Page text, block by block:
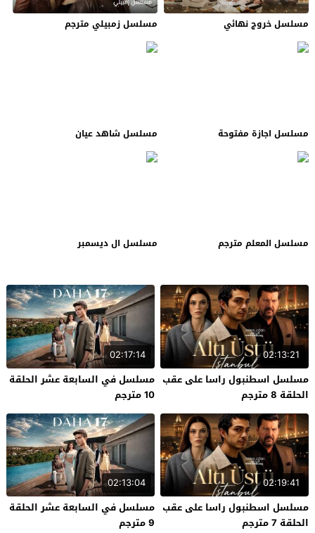
مسلسل خروج نهائي مسلسل زمبيلي مترجم
مسلسل اجازة مفتوحة مسلسل شاهد عيان
مسلسل المعلم مترجم مسلسل ال ديسمبر
02:13:21
مسلسل اسطنبول راسا على عقب
الحلقة 8 مترجم
02:17:14
مسلسل في السابعة عشر الحلقة
10 مترجم
02:19:41
مسلسل اسطنبول راسا على عقب
الحلقة 7 مترجم
02:13:04
مسلسل في السابعة عشر الحلقة
9 مترجم